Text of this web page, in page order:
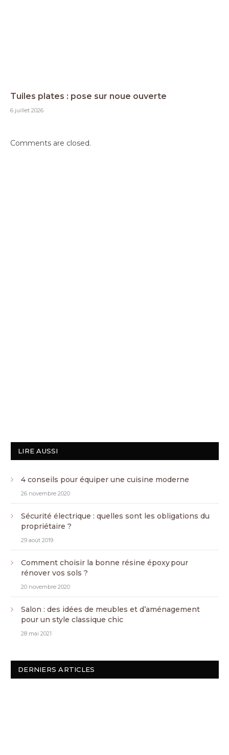
Tuiles plates : pose sur noue ouverte
6 juillet 2026
Comments are closed.
LIRE AUSSI
4 conseils pour équiper une cuisine moderne
26 novembre 2020
Sécurité électrique : quelles sont les obligations du
propriétaire ?
29 août 2019
Comment choisir la bonne résine époxy pour
rénover vos sols ?
20 novembre 2020
Salon : des idées de meubles et d’aménagement
pour un style classique chic
28 mai 2021
DERNIERS ARTICLES